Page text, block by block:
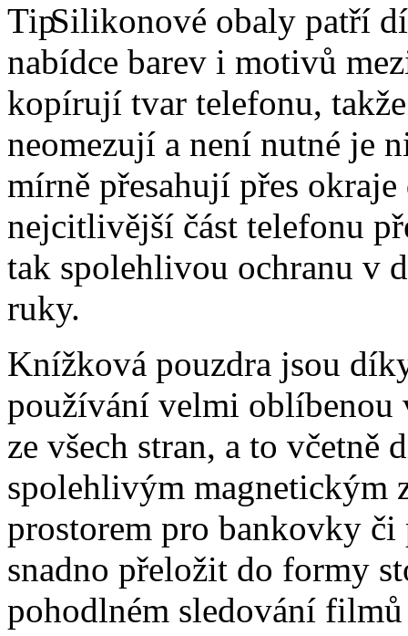
Silikonové obaly patří
nabídce barev i motivů
kopírují tvar telefonu,
neomezují a není nutné je
mírně přesahují přes
nejcitlivější část telefonu
tak spolehlivou ochranu v
ruky.
Knížková pouzdra jsou
používání velmi oblíbenou
ze všech stran, a to včetně
spolehlivým magnetickým
prostorem pro bankovky
snadno přeložit do formy
pohodlném sledování